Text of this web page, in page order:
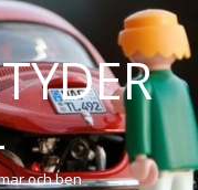
och ben